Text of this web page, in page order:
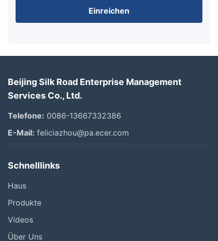
Einreichen
Beijing Silk Road Enterprise Management
Services Co., Ltd.
Telefone: 0086-13667332386
E-Mail: feliciazhou@pa.ecer.com
Schnelllinks
Haus
Produkte
Videos
Über Uns